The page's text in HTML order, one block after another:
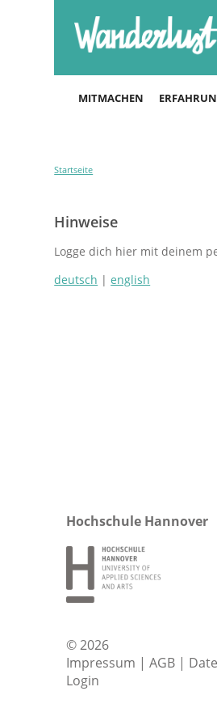
MITMACHEN
Startseite
Hinweise
Logge dich hier mit deinem
deutsch |english
Hochschule Hannover
© 2026
Impressum |AGB |
Login